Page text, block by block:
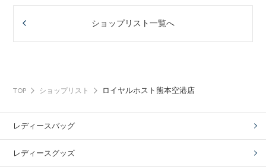
ショップリスト一覧へ
TOP ショップリスト ロイヤルホスト熊本空港店
レディースバッグ
レディースグッズ